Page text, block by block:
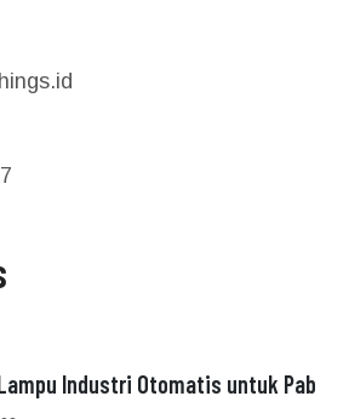
Industri Otomatis untuk Pab